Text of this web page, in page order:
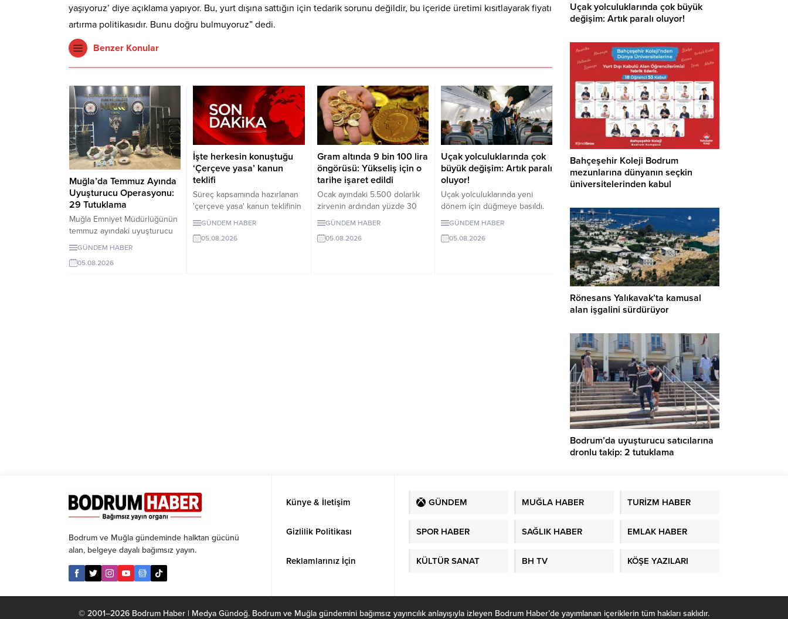
yaşıyoruz’ diye açıklama yapıyor. Bu, yurt dışına sattığın için tedarik sorunu değildir, bu içeride üretimi kısıtlayarak fiyatı
artırma politikasıdır. Bunu doğru bulmuyoruz” dedi.
Benzer Konular
Muğla’da Temmuz Ayında
Uyuşturucu Operasyonu:
29 Tutuklama
Muğla Emniyet Müdürlüğünün
temmuz ayındaki uyuşturucu
operasyonlarında 243 şüpheli
tutuklandı.
GÜNDEM HABER
05.08.2026
İşte herkesin konuştuğu
‘Çerçeve yasa’ kanun
teklifi
Süreç kapsamında hazırlanan
'çerçeve yasa' kanun teklifinin
ayrıntılarına ulaşıldı.
Milli Güvenlik Kurulu’nun
GÜNDEM HABER
05.08.2026
Gram altında 9 bin 100 lira
öngörüsü: Yükseliş için o
tarihe işaret edildi
Ocak ayındaki 5.500 dolarlık
zirvenin ardından yüzde 30
gerileyen ons altın, 4.100 dolar
tutunmaya çalışıyor. Dev
GÜNDEM HABER
05.08.2026
Uçak yolculuklarında çok
büyük değişim: Artık paralı
oluyor!
Uçak yolculuklarında yeni
dönem için düğmeye basıldı.
Dev havayolu şirketi Jetstar,
yolculardan ek ücret alacak.
GÜNDEM HABER
05.08.2026
Uçak yolculuklarında çok büyük
değişim: Artık paralı oluyor!
Bahçeşehir Koleji Bodrum
mezunlarına dünyanın seçkin
üniversitelerinden kabul
Rönesans Yalıkavak’ta kamusal
alan işgalini sürdürüyor
Bodrum’da uyuşturucu satıcılarına
dronlu takip: 2 tutuklama
Bodrum ve Muğla gündeminde halktan gücünü
alan, belgeye dayalı bağımsız yayın.
Künye & İletişim
Gizlilik Politikası
Reklamlarınız İçin
GÜNDEM MUĞLA HABER TURİZM HABER
SPOR HABER SAĞLIK HABER EMLAK HABER
KÜLTÜR SANAT BH TV KÖŞE YAZILARI
© 2001–2026 Bodrum Haber | Medya Gündoğ. Bodrum ve Muğla gündemini bağımsız yayıncılık anlayışıyla izleyen Bodrum Haber’de yayımlanan içeriklerin tüm hakları saklıdır.